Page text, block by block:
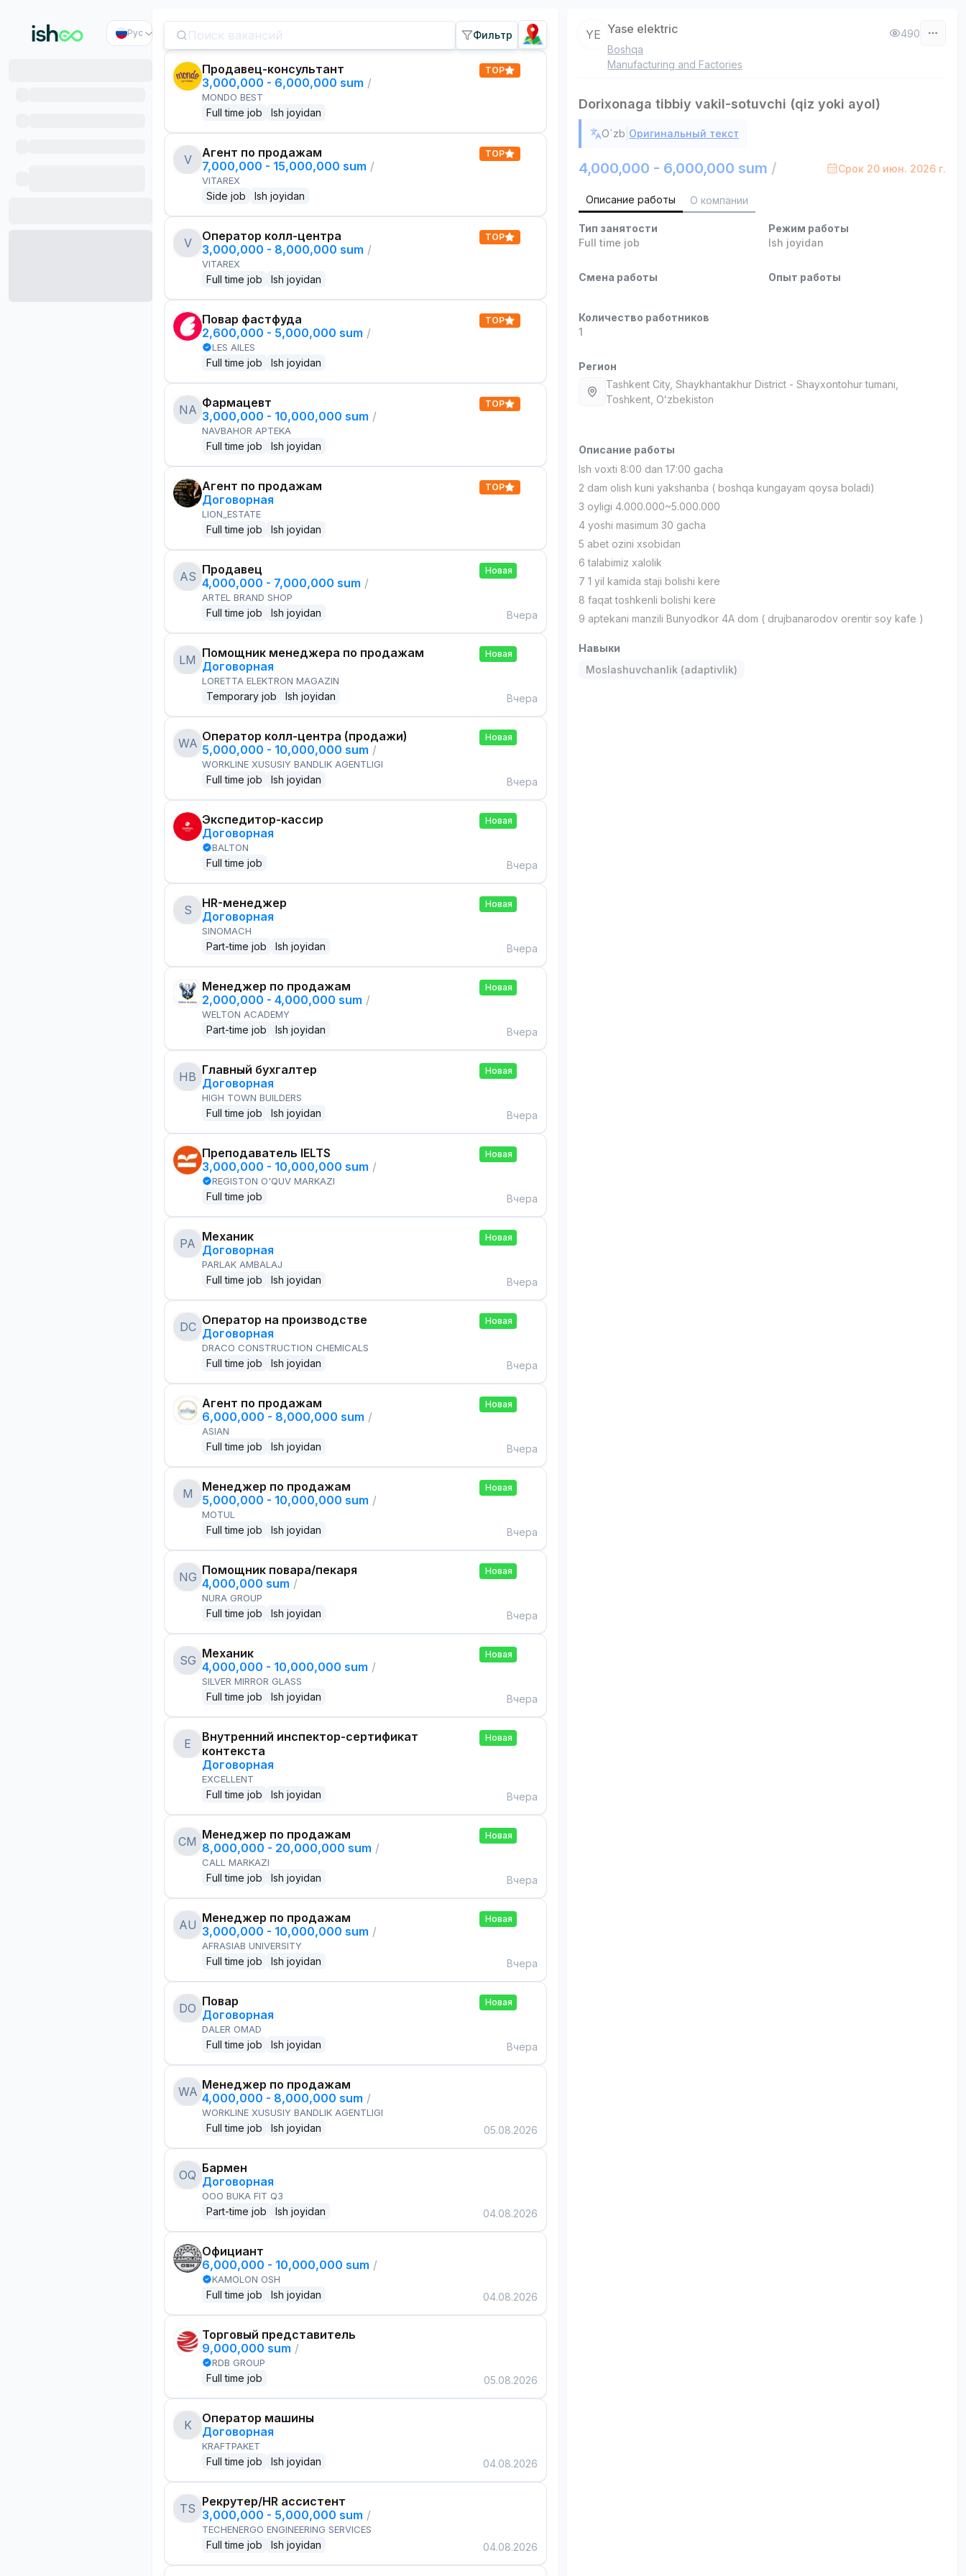
Рус Фильтр
Продавец-консультант
3,000,000 - 6,000,000 sum /
MONDO BEST
Full time job Ish joyidan
TOP
V
Агент по продажам
7,000,000 - 15,000,000 sum /
VITAREX
Side job Ish joyidan
TOP
V
Оператор колл-центра
3,000,000 - 8,000,000 sum /
VITAREX
Full time job Ish joyidan
TOP
Повар фастфуда
2,600,000 - 5,000,000 sum /
LES AILES
Full time job Ish joyidan
TOP
NA Фармацевт
3,000,000 - 10,000,000 sum /
NAVBAHOR APTEKA
Full time job Ish joyidan
TOP
Агент по продажам
Договорная
LION_ESTATE
Full time job Ish joyidan
TOP
AS Продавец
4,000,000 - 7,000,000 sum /
ARTEL BRAND SHOP
Full time job Ish joyidan
Новая
Вчера
LM Помощник менеджера по продажам
Договорная
LORETTA ELEKTRON MAGAZIN
Temporary job Ish joyidan
Новая
Вчера
WA Оператор колл-центра (продажи)
5,000,000 - 10,000,000 sum /
WORKLINE XUSUSIY BANDLIK AGENTLIGI
Full time job Ish joyidan
Новая
Вчера
Экспедитор-кассир
Договорная
BALTON
Full time job
Новая
Вчера
S
HR-менеджер
Договорная
SINOMACH
Part-time job Ish joyidan
Новая
Вчера
Менеджер по продажам
2,000,000 - 4,000,000 sum /
WELTON ACADEMY
Part-time job Ish joyidan
Новая
Вчера
HB Главный бухгалтер
Договорная
HIGH TOWN BUILDERS
Full time job Ish joyidan
Новая
Вчера
Преподаватель IELTS
3,000,000 - 10,000,000 sum /
REGISTON O'QUV MARKAZI
Full time job
Новая
Вчера
PA Механик
Договорная
PARLAK AMBALAJ
Full time job Ish joyidan
Новая
Вчера
DC Оператор на производстве
Договорная
DRACO CONSTRUCTION CHEMICALS
Full time job Ish joyidan
Новая
Вчера
Агент по продажам
6,000,000 - 8,000,000 sum /
ASIAN
Full time job Ish joyidan
Новая
Вчера
M
Менеджер по продажам
5,000,000 - 10,000,000 sum /
MOTUL
Full time job Ish joyidan
Новая
Вчера
NG Помощник повара/пекаря
4,000,000 sum /
NURA GROUP
Full time job Ish joyidan
Новая
Вчера
SG Механик
4,000,000 - 10,000,000 sum /
SILVER MIRROR GLASS
Full time job Ish joyidan
Новая
Вчера
E
Внутренний инспектор-сертификат
контекста
Договорная
EXCELLENT
Full time job Ish joyidan
Новая
Вчера
CM Менеджер по продажам
8,000,000 - 20,000,000 sum /
CALL MARKAZI
Full time job Ish joyidan
Новая
Вчера
AU Менеджер по продажам
3,000,000 - 10,000,000 sum /
AFRASIAB UNIVERSITY
Full time job Ish joyidan
Новая
Вчера
DO Повар
Договорная
DALER OMAD
Full time job Ish joyidan
Новая
Вчера
WA Менеджер по продажам
4,000,000 - 8,000,000 sum /
WORKLINE XUSUSIY BANDLIK AGENTLIGI
Full time job Ish joyidan 05.08.2026
OQ Бармен
Договорная
OOO BUKA FIT Q3
Part-time job Ish joyidan 04.08.2026
Официант
6,000,000 - 10,000,000 sum /
KAMOLON OSH
Full time job Ish joyidan 04.08.2026
Торговый представитель
9,000,000 sum /
RDB GROUP
Full time job 05.08.2026
K
Оператор машины
Договорная
KRAFTPAKET
Full time job Ish joyidan 04.08.2026
TS Рекрутер/HR ассистент
3,000,000 - 5,000,000 sum /
TECHENERGO ENGINEERING SERVICES
Full time job Ish joyidan 04.08.2026
YE Yase elektric
Boshqa
Manufacturing and Factories
490
Dorixonaga tibbiy vakil-sotuvchi (qiz yoki ayol)
O`zb Оригинальный текст
4,000,000 - 6,000,000 sum / Срок 20 июн. 2026 г.
Описание работы О компании
Тип занятости
Full time job
Режим работы
Ish joyidan
Смена работы Опыт работы
Количество работников
1
Регион
Tashkent City, Shaykhantakhur District - Shayxontohur tumani,
Тоshkent, Oʻzbekiston
Описание работы
Ish voxti 8:00 dan 17:00 gacha
2 dam olish kuni yakshanba ( boshqa kungayam qoysa boladi)
3 oyligi 4.000.000~5.000.000
4 yoshi masimum 30 gacha
5 abet ozini xsobidan
6 talabimiz xalolik
7 1 yil kamida staji bolishi kere
8 faqat toshkenli bolishi kere
9 aptekani manzili Bunyodkor 4A dom ( drujbanarodov orentir soy kafe )
Навыки
Moslashuvchanlik (adaptivlik)